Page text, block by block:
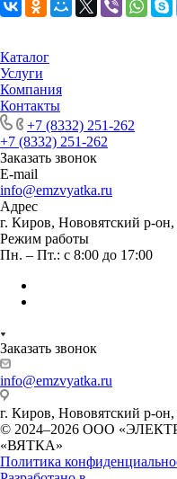
Каталог
Услуги
Компания
Контакты
+7 (8332) 251-262
+7 (8332) 251-262
Заказать звонок
E-mail
info@emzvyatka.ru
Адрес
г. Киров, Нововятский р-
Режим работы
Пн. – Пт.: с 8:00 до 17:00
Заказать звонок
info@emzvyatka.ru
г. Киров, Нововятский р-
© 2024–2026 ООО
«ВЯТКА»
Политика